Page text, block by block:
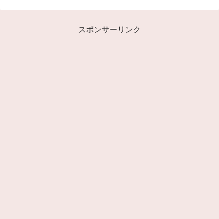
スポンサーリンク